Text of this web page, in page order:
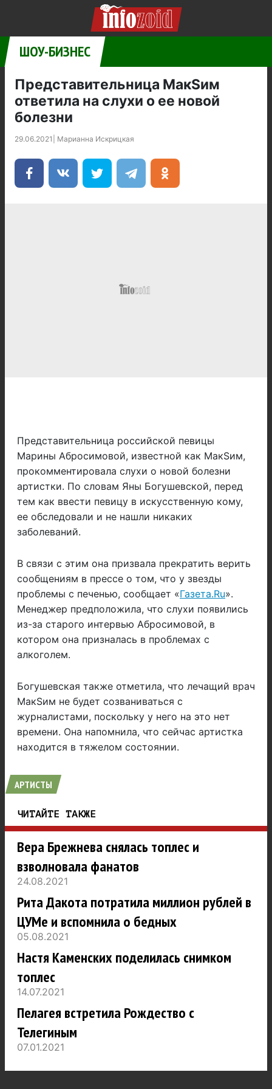
ШОУ-БИЗНЕС
Представительница МакSим
ответила на слухи о ее новой
болезни
29.06.2021 Марианна Искрицкая
Представительница российской певицы
Марины Абросимовой, известной как МакSим,
прокомментировала слухи о новой болезни
артистки. По словам Яны Богушевской, перед
тем как ввести певицу в искусственную кому,
ее обследовали и не нашли никаких
заболеваний.
В связи с этим она призвала прекратить верить
сообщениям в прессе о том, что у звезды
проблемы с печенью, сообщает «Газета.Ru».
Менеджер предположила, что слухи появились
из-за старого интервью Абросимовой, в
котором она призналась в проблемах с
алкоголем.
Богушевская также отметила, что лечащий врач
МакSим не будет созваниваться с
журналистами, поскольку у него на это нет
времени. Она напомнила, что сейчас артистка
находится в тяжелом состоянии.
АРТИСТЫ
ЧИТАЙТЕ ТАКЖЕ
Вера Брежнева снялась топлес и
взволновала фанатов
24.08.2021
Рита Дакота потратила миллион рублей в
ЦУМе и вспомнила о бедных
05.08.2021
Настя Каменских поделилась снимком
топлес
14.07.2021
Пелагея встретила Рождество с
Телегиным
07.01.2021